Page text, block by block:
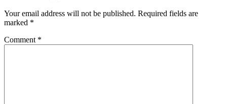
Your email address will not be published. Required fields are
marked *
Comment *